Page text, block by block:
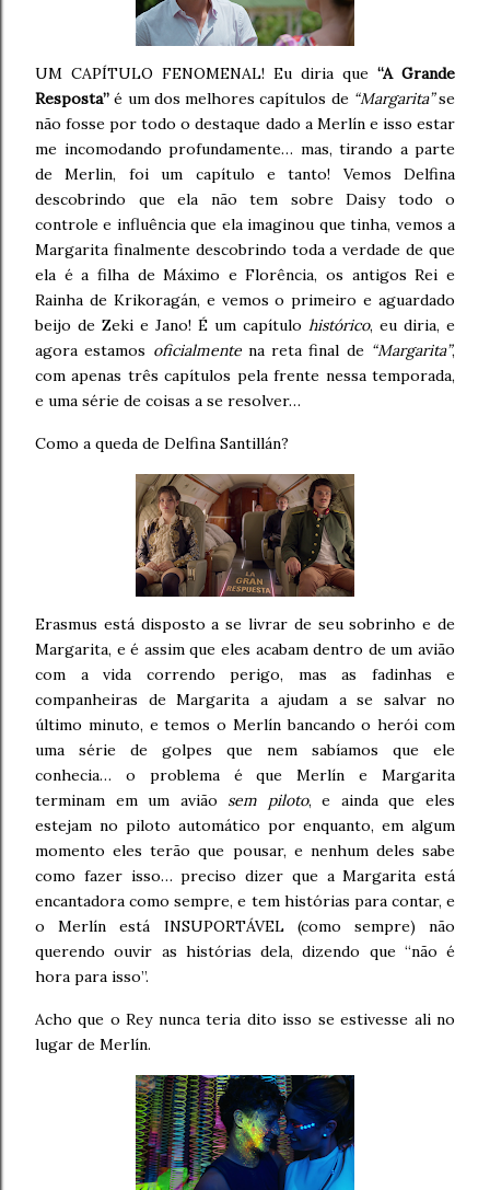
UM CAPÍTULO FENOMENAL! Eu diria que “A Grande
Resposta” é um dos melhores capítulos de “Margarita”se
não fosse por todo o destaque dado a Merlín e isso estar
me incomodando profundamente… mas, tirando a parte
de Merlin, foi um capítulo e tanto! Vemos Delfina
descobrindo que ela não tem sobre Daisy todo o
controle e influência que ela imaginou que tinha, vemos a
Margarita finalmente descobrindo toda a verdade de que
ela é a filha de Máximo e Florência, os antigos Rei e
Rainha de Krikoragán, e vemos o primeiro e aguardado
beijo de Zeki e Jano! É um capítulo histórico, eu diria, e
agora estamos oficialmentena reta final de “Margarita”,
com apenas três capítulos pela frente nessa temporada,
e uma série de coisas a se resolver…
Como a queda de Delfina Santillán?
Erasmus está disposto a se livrar de seu sobrinho e de
Margarita, e é assim que eles acabam dentro de um avião
com a vida correndo perigo, mas as fadinhas e
companheiras de Margarita a ajudam a se salvar no
último minuto, e temos o Merlín bancando o herói com
uma série de golpes que nem sabíamos que ele
conhecia… o problema é que Merlín e Margarita
terminam em um avião sem piloto, e ainda que eles
estejam no piloto automático por enquanto, em algum
momento eles terão que pousar, e nenhum deles sabe
como fazer isso… preciso dizer que a Margarita está
encantadora como sempre, e tem histórias para contar, e
o Merlín está INSUPORTÁVEL (como sempre) não
querendo ouvir as histórias dela, dizendo que “não é
hora para isso”.
Acho que o Rey nunca teria dito isso se estivesse ali no
lugar de Merlín.